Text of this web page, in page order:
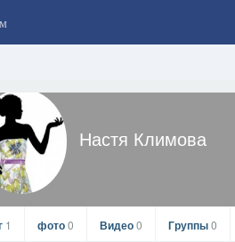
Настя Климова
1 фото0 Видео0 Группы0